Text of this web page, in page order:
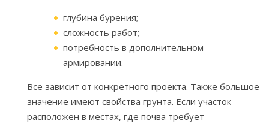
глубина бурения;
сложность работ;
потребность в дополнительном
армировании.
Все зависит от конкретного проекта. Также большое
значение имеют свойства грунта. Если участок
расположен в местах, где почва требует